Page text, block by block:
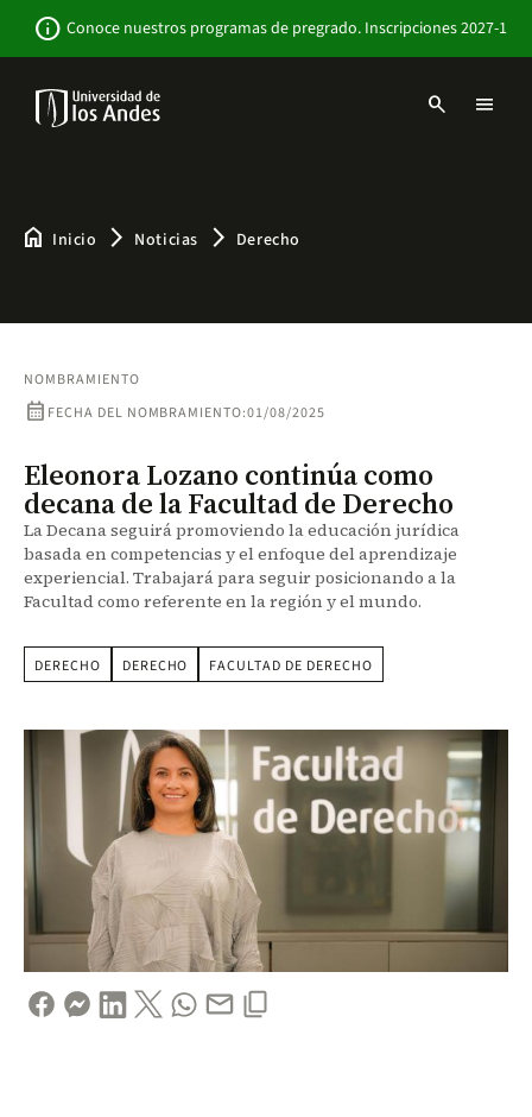
contenido
info Conoce nuestros programas de pregrado. Inscripciones 2027-1
search menu
home Inicio arrow_forward_ios Noticias arrow_forward_ios Derecho
NOMBRAMIENTO
calendar_month FECHA DEL NOMBRAMIENTO:01/08/2025
Eleonora Lozano continúa como
decana de la Facultad de Derecho
La Decana seguirá promoviendo la educación jurídica
basada en competencias y el enfoque del aprendizaje
experiencial. Trabajará para seguir posicionando a la
Facultad como referente en la región y el mundo.
DERECHO DERECHO FACULTAD DE DERECHO